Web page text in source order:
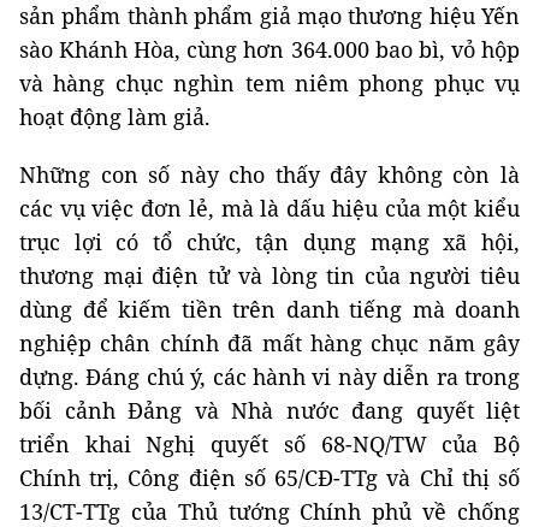
sản phẩm thành phẩm giả mạo thương hiệu Yến
sào Khánh Hòa, cùng hơn 364.000 bao bì, vỏ hộp
và hàng chục nghìn tem niêm phong phục vụ
hoạt động làm giả.
Những con số này cho thấy đây không còn là
các vụ việc đơn lẻ, mà là dấu hiệu của một kiểu
trục lợi có tổ chức, tận dụng mạng xã hội,
thương mại điện tử và lòng tin của người tiêu
dùng để kiếm tiền trên danh tiếng mà doanh
nghiệp chân chính đã mất hàng chục năm gây
dựng. Đáng chú ý, các hành vi này diễn ra trong
bối cảnh Đảng và Nhà nước đang quyết liệt
triển khai Nghị quyết số 68-NQ/TW của Bộ
Chính trị, Công điện số 65/CĐ-TTg và Chỉ thị số
13/CT-TTg của Thủ tướng Chính phủ về chống